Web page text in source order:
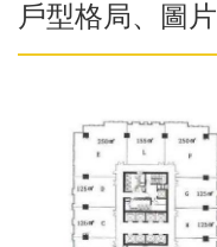
戶型格局、圖片